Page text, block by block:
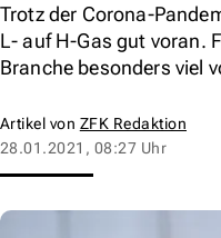
Trotz der Corona-
L- auf H-Gas gut voran.
Branche besonders viel
Artikel von ZFK Redaktion
28.01.2021, 08:27 Uhr